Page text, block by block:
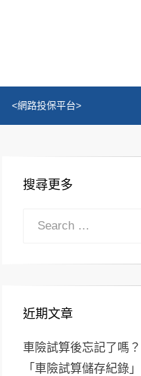
<網路投保平台>
搜尋更多
近期文章
車險試算後忘記了嗎
「車險試算儲存紀錄」